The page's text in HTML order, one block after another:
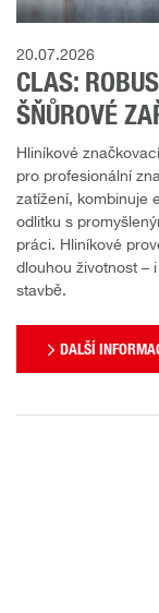
20.07.2026
CLAS:
ŠŇŮROVÉ
Hliníkové
pro profesionální
zatížení, kombinuje
odlitku s
práci. Hliníkové
dlouhou životnost –
stavbě.
DALŠÍ